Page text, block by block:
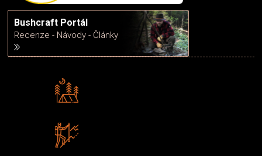
Bushcraft Portál
Recenze - Návody - Články